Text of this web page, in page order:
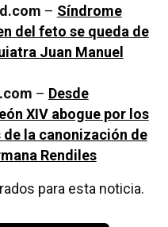
– Síndrome
del feto se queda de
Juan Manuel
– Desde
XIV abogue por los
la canonización de
Rendiles
para esta noticia.